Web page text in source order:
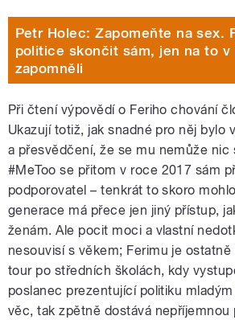
Petr Holec: Zapomeňte na sex.
politice skončit sám, jen na to v
zapomněli
Při čtení výpovědí o Feriho chování
Ukazují totiž, jak snadné pro něj bylo
a přesvědčení, že se mu nemůže nic
#MeToo se přitom v roce 2017 sám
podporovatel – tenkrát to skoro
generace má přece jen jiný přístup,
ženám. Ale pocit moci a vlastní
nesouvisí s věkem; Ferimu je
tour po středních školách, kdy
poslanec prezentující politiku mladým
věc, tak zpětně dostává nepříjemnou